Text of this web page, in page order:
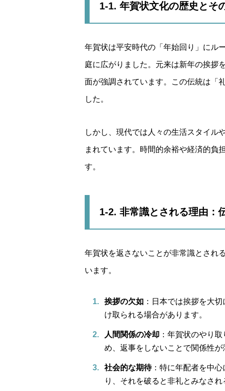
1-1. 年賀状文化の歴史とそ
年賀状は平安時代の「年始回り」にル
庭に広がりました。元来は新年の挨拶
面が強調されています。この伝統は「
した。
しかし、現代では人々の生活スタイル
まれています。時間的余裕や経済的負
す。
1-2. 非常識とされる理由：
年賀状を返さないことが非常識とされ
います。
挨拶の欠如 ：日本では挨拶を大
け取られる場合があります。
人間関係の冷却 ：年賀状のやり
め、返事をしないことで関係性が
社会的な期待：特に年配者を中
り、それを破ると非礼とみなされ